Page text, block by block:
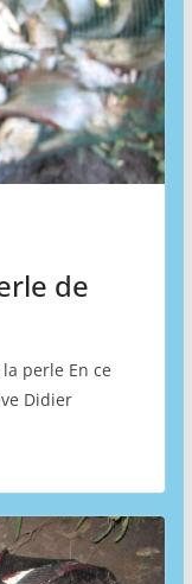
de
perle En ce
Didier